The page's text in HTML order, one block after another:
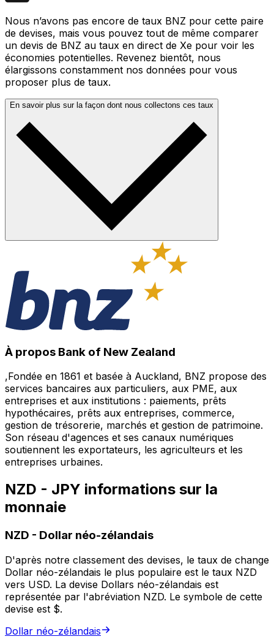
Nous n’avons pas encore de taux BNZ pour cette paire
de devises, mais vous pouvez tout de même comparer
un devis de BNZ au taux en direct de Xe pour voir les
économies potentielles. Revenez bientôt, nous
élargissons constamment nos données pour vous
proposer plus de taux.
En savoir plus sur la façon dont nous collectons ces taux
À propos Bank of New Zealand
,Fondée en 1861 et basée à Auckland, BNZ propose des
services bancaires aux particuliers, aux PME, aux
entreprises et aux institutions : paiements, prêts
hypothécaires, prêts aux entreprises, commerce,
gestion de trésorerie, marchés et gestion de patrimoine.
Son réseau d'agences et ses canaux numériques
soutiennent les exportateurs, les agriculteurs et les
entreprises urbaines.
NZD - JPY informations sur la
monnaie
NZD - Dollar néo-zélandais
D'après notre classement des devises, le taux de change
Dollar néo-zélandais le plus populaire est le taux NZD
vers USD. La devise Dollars néo-zélandais est
représentée par l'abréviation NZD. Le symbole de cette
devise est $.
Dollar néo-zélandais